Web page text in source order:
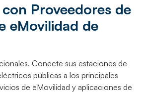
Proveedores de
eMovilidad de
Conecte sus estaciones de
públicas a los principales
de eMovilidad y aplicaciones de